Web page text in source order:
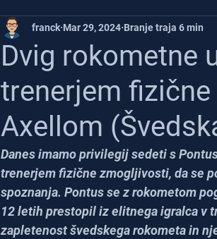
Dvig rokometne
trenerjem
Axellom
franck Mar 29, 2024 Branje traja 6 min
Danes imamo privilegij sedeti s
trenerjem fizične zmogljivosti, da se
spoznanja. Pontus se z rokometom
12 letih prestopil iz elitnega igralca v
zapletenost švedskega rokometa in